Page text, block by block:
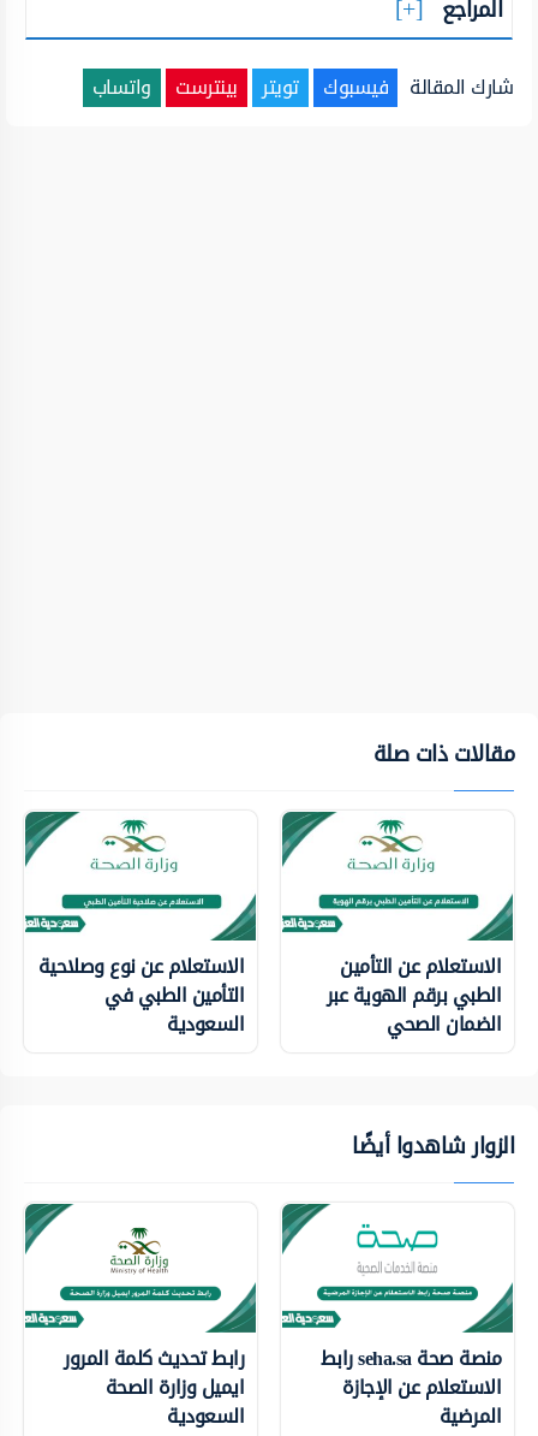
المراجع
شارك المقالة فيسبوك تويتر بينترست واتساب
مقالات ذات صلة
الاستعلام عن التأمين
الطبي برقم الهوية عبر
الضمان الصحي
الاستعلام عن نوع وصلاحية
التأمين الطبي في
السعودية
الزوار شاهدوا أيضًا
منصة صحة seha.sa رابط
الاستعلام عن الإجازة
المرضية
رابط تحديث كلمة المرور
ايميل وزارة الصحة
السعودية